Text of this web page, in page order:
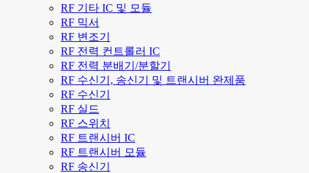
RF 기타 IC 및 모듈
RF 믹서
RF 변조기
RF 전력 컨트롤러 IC
RF 전력 분배기/분할기
RF 수신기, 송신기 및 트랜시버 완제품
RF 수신기
RF 실드
RF 스위치
RF 트랜시버 IC
RF 트랜시버 모듈
RF 송신기